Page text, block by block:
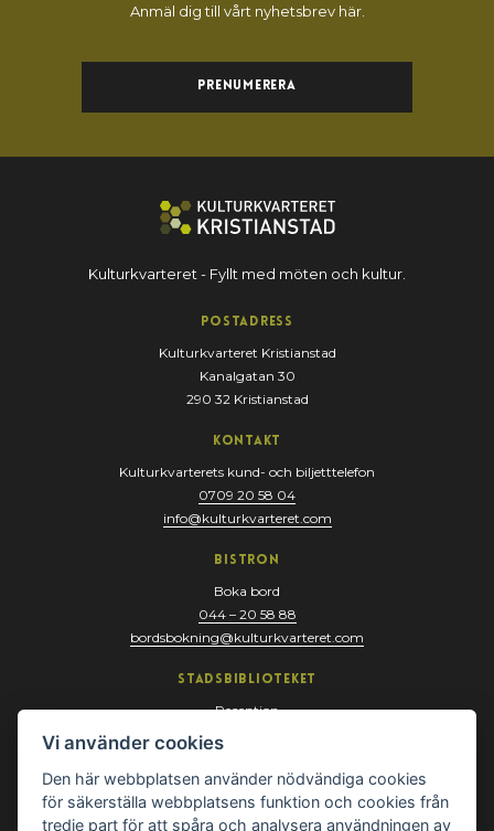
Anmäl dig till vårt nyhetsbrev här.
Prenumerera
Kulturkvarteret - Fyllt med möten och kultur.
Postadress
Kulturkvarteret Kristianstad
Kanalgatan 30
290 32 Kristianstad
Kontakt
Kulturkvarterets kund- och biljetttelefon
0709 20 58 04
info@kulturkvarteret.com
Bistron
Boka bord
044 – 20 58 88
bordsbokning@kulturkvarteret.com
Stadsbiblioteket
Reception
044 – 13 67 10
biblioteket@kristianstad.se
Vi använder cookies
Den här webbplatsen använder nödvändiga cookies
för säkerställa webbplatsens funktion och cookies från
tredje part för att spåra och analysera användningen av